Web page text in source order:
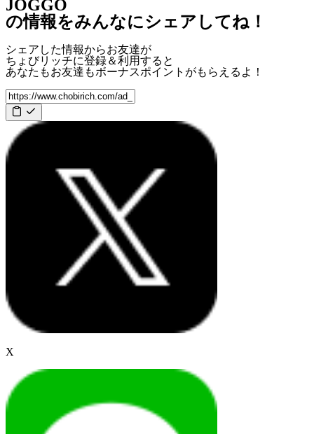
JOGGO
の情報をみんなにシェアしてね！
シェアした情報からお友達が
ちょびリッチに登録＆利用すると
あなたもお友達もボーナスポイント がもらえるよ！
X